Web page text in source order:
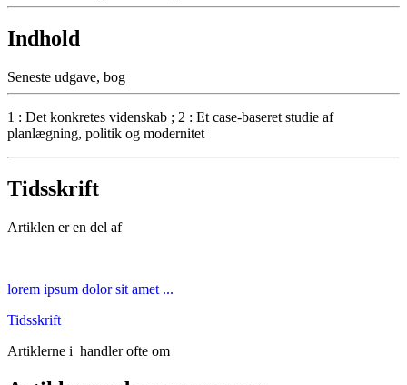
Indhold
Seneste udgave, bog
1 : Det konkretes videnskab ; 2 : Et case-baseret studie af
planlægning, politik og modernitet
Tidsskrift
Artiklen er en del af
lorem ipsum dolor sit amet ...
Tidsskrift
Artiklerne i handler ofte om